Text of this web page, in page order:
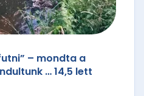
– mondta a
… 14,5 lett